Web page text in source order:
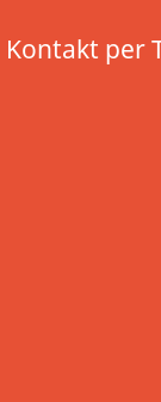
Kontakt per